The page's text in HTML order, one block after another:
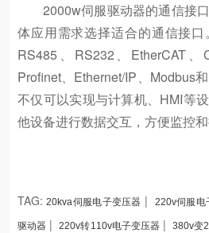
2000w伺服驱动器的通信接
体应用需求选择适合的通信接
RS485、RS232、EtherCAT、
Profinet、Ethernet/IP、Modbus
不仅可以实现与计算机、HMI等
他设备进行数据交互，方便监控和
TAG:20kva伺服电子变压器 | 220v伺服电
驱动器 |220v转110v电子变压器|380v变